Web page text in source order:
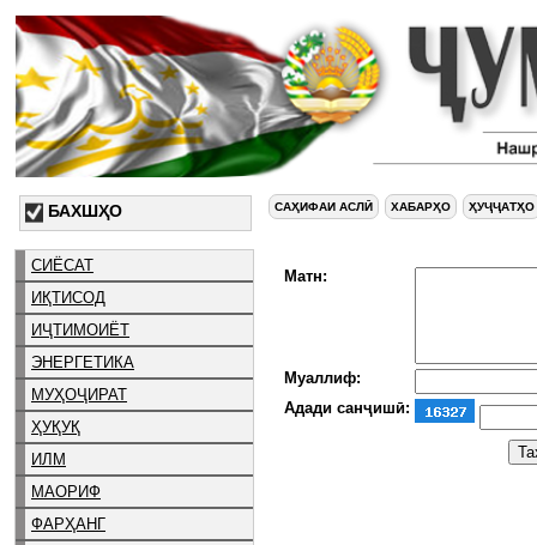
БАХШҲО
СИЁСАТ
ИҚТИСОД
ИҶТИМОИЁТ
ЭНЕРГЕТИКА
МУҲОҶИРАТ
ҲУҚУҚ
ИЛМ
МАОРИФ
ФАРҲАНГ
САҲИФАИ АСЛӢ ХАБАРҲО ҲУҶҶАТҲО
Матн:
Муаллиф:
Адади санҷишӣ: